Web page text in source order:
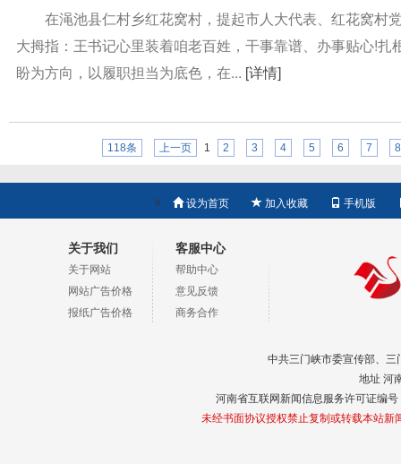
在渑池县仁村乡红花窝村，提起市人大代表、红花窝村
大拇指：王书记心里装着咱老百姓，干事靠谱、办事贴心!
盼为方向，以履职担当为底色，在... [详情]
118条 上一页 1 2 3 4 5 6 7 8
 设为首页 加入收藏 手机版
关于我们
关于网站
网站广告价格
报纸广告价格
客服中心
帮助中心
意见反馈
商务合作
中共三门峡市委宣传部、
地址 河
河南省互联网新闻信息服务许可证编
未经书面协议授权禁止复制或转载本站新